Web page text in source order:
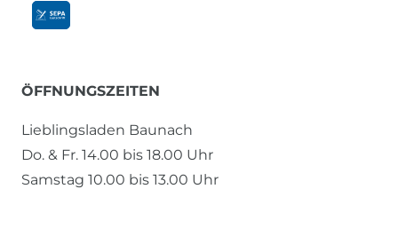
ÖFFNUNGSZEITEN
Lieblingsladen Baunach
Do. & Fr. 14.00 bis 18.00 Uhr
Samstag 10.00 bis 13.00 Uhr